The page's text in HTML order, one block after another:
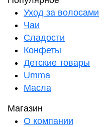
Уход за волосами
Чаи
Сладости
Конфеты
Детские товары
Umma
Масла
Магазин
О компании